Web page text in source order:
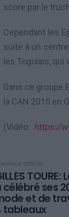
score par le
Cependant les
suite à un
les Togolais,
Dans ce groupe
la CAN 2015 en
(Vidéo: https://
article
célébré ses
et de
tableaux